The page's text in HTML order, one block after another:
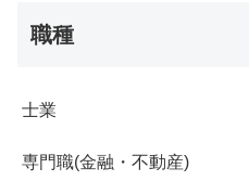
職種
士業
専門職(金融・不動産)